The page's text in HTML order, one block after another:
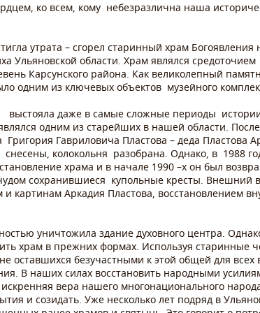
ко всем, кому небезразлична наша
утрата – сгорел старинный храм Богоявления
Ульяновской области. Храм являлся
Карсунского района. Как великолепный
одним из ключевых объектов музейного
выстояла даже в самые сложные периоды
одним из старейших в нашей области.
Григория Гавриловича Пластова – деда
снесены, колокольня разобрана. Однако, в 1988
храма и в начале 1990 –х он был
сохранившиеся купольные кресты. Внешний
картинам Аркадия Пластова, восстановлением
уничтожила здание духовного центра.
храм в прежних формах. Используя старинные
оставшихся безучастными к этой общей для
В наших силах восстановить народными
вера нашего многонационального
и созидать. Уже несколько лет подряд в